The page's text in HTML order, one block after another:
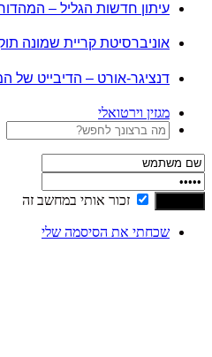
עיתון חדשות הגליל – המהדורה
אוניברסיטת קריית שמונה
דנציגר-אורט – הדיבייט של
מגזין וירטואלי
זכור אותי במחשב זה
שכחתי את הסיסמה שלי